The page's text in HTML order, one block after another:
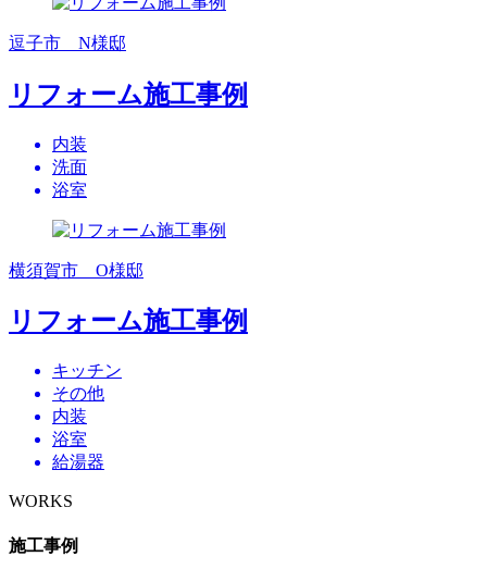
逗子市 N様邸
リフォーム施工事例
内装
洗面
浴室
横須賀市 O様邸
リフォーム施工事例
キッチン
その他
内装
浴室
給湯器
WORKS
施工事例